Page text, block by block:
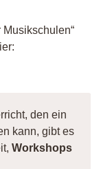
Musikschulen“
den ein
kann, gibt es
Workshops